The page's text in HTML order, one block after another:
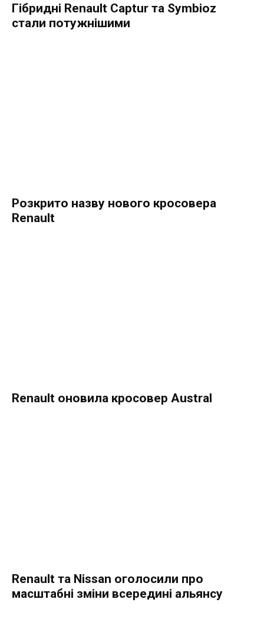
Гібридні Renault Captur та Symbioz
стали потужнішими
Розкрито назву нового кросовера
Renault
Renault оновила кросовер Austral
Renault та Nissan оголосили про
масштабні зміни всередині альянсу